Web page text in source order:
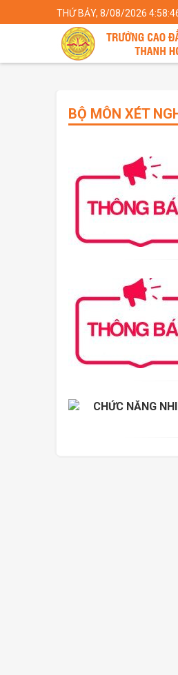
THỨ BẢY, 8/08/2026
BỘ MÔN XÉT
CHỨC NĂNG